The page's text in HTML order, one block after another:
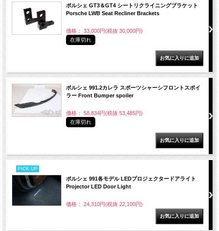
ポルシェ GT3＆GT4 シートリクライニングブラケット
Porsche LWB Seat Recliner Brackets
価格： 33,000円(税抜 30,000円)
在庫切れ
ポルシェ 991.2カレラ スポーツシャーシフロントスポイ
ラー Front Bumper spoiler
価格： 58,834円(税抜 53,485円)
在庫切れ
PICK UP
ポルシェ 991各モデル LEDプロジェクタードアライト
Projector LED Door Light
価格： 24,310円(税抜 22,100円)